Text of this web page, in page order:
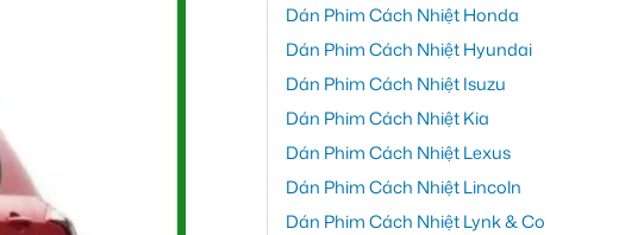
Dán Phim Cách Nhiệt Honda
Dán Phim Cách Nhiệt Hyundai
Dán Phim Cách Nhiệt Isuzu
Dán Phim Cách Nhiệt Kia
Dán Phim Cách Nhiệt Lexus
Dán Phim Cách Nhiệt Lincoln
Dán Phim Cách Nhiệt Lynk & Co